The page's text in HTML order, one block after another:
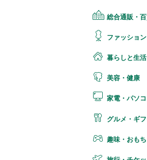
総合通販・
ファッション
暮らしと生活
美容・健康
家電・パソ
グルメ・ギフ
趣味・おも